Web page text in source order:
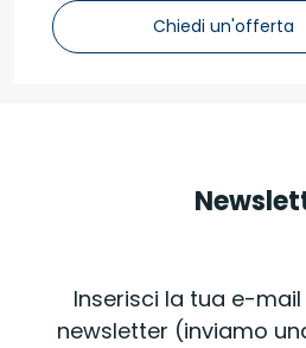
Chiedi un'offerta
Inserisci la tua e-
newsletter (inviamo